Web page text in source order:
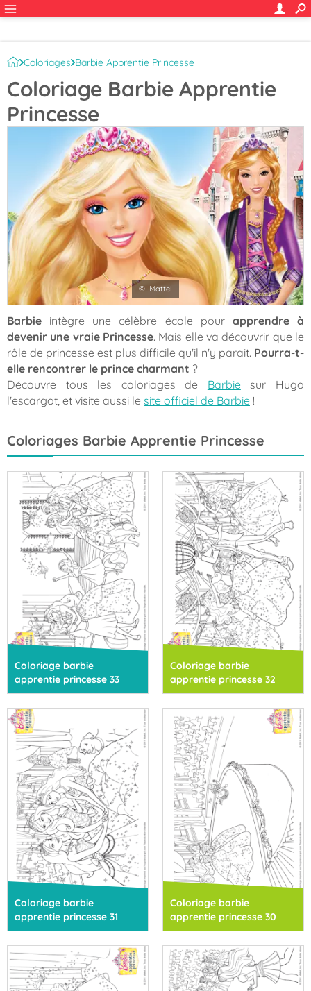
Coloriages Barbie Apprentie Princesse
Coloriage Barbie Apprentie
Princesse
© Mattel
Barbie intègre une célèbre école pour apprendre à
devenir une vraie Princesse. Mais elle va découvrir que le
rôle de princesse est plus difficile qu'il n'y parait. Pourra-t-
elle rencontrer le prince charmant ?
Découvre tous les coloriages de Barbiesur Hugo
l'escargot, et visite aussi le site officiel de Barbie !
Coloriages Barbie Apprentie Princesse
Coloriage barbie
apprentie princesse 33
Coloriage barbie
apprentie princesse 32
Coloriage barbie
apprentie princesse 31
Coloriage barbie
apprentie princesse 30